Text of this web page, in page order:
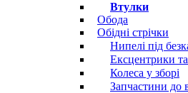
Втулки
Обода
Обідні стрічки
Нипелі під
Ексцентрики та
Колеса у зборі
Запчастини до